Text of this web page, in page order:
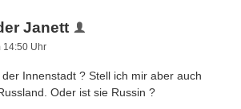
Janett
14:50 Uhr
Innenstadt ? Stell ich mir aber auch
Oder ist sie Russin ?